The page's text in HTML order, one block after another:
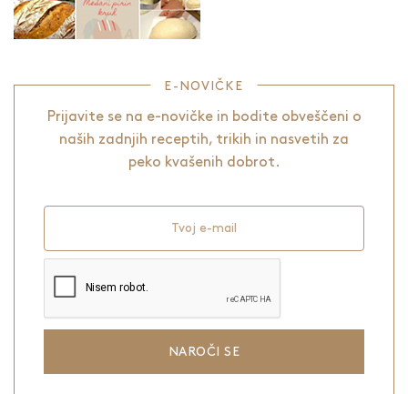
E-NOVIČKE
Prijavite se na e-novičke in bodite obveščeni o
naših zadnjih receptih, trikih in nasvetih za
peko kvašenih dobrot.
Tvoj e-mail
NAROČI SE